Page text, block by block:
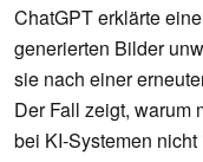
ChatGPT erklärte
generierten Bilder
sie nach einer
Der Fall zeigt, warum
bei KI-Systemen